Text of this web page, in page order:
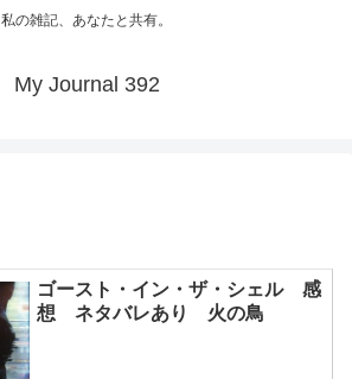
私の雑記、あなたと共有。
My Journal 392
ゴースト・イン・ザ・シェル 感
想 ネタバレあり 火の鳥